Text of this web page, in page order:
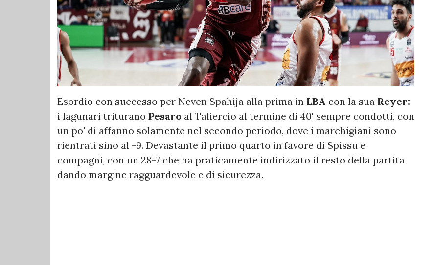
Esordio con successo per Neven Spahija alla prima in LBA con la sua Reyer:
i lagunari triturano Pesaro al Taliercio al termine di 40' sempre condotti, con
un po' di affanno solamente nel secondo periodo, dove i marchigiani sono
rientrati sino al -9. Devastante il primo quarto in favore di Spissu e
compagni, con un 28-7 che ha praticamente indirizzato il resto della partita
dando margine ragguardevole e di sicurezza.